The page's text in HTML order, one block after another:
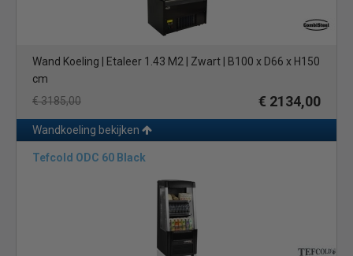
Wand Koeling | Etaleer 1.43 M2 | Zwart | B100 x D66 x H150
cm
€ 3185,00
€ 2134,00
Wandkoeling bekijken
Tefcold ODC 60 Black